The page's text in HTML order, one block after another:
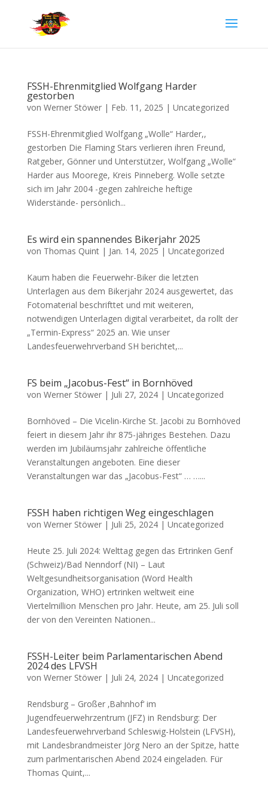
FSSH-Ehrenmitglied Wolfgang Harder
gestorben
von Werner Stöwer| Feb. 11, 2025 | Uncategorized
FSSH-Ehrenmitglied Wolfgang „Wolle“ Harder,,
gestorben Die Flaming Stars verlieren ihren Freund,
Ratgeber, Gönner und Unterstützer, Wolfgang „Wolle“
Harder aus Moorege, Kreis Pinneberg. Wolle setzte
sich im Jahr 2004 -gegen zahlreiche heftige
Widerstände- persönlich...
Es wird ein spannendes Bikerjahr 2025
von Thomas Quint| Jan. 14, 2025 | Uncategorized
Kaum haben die Feuerwehr-Biker die letzten
Unterlagen aus dem Bikerjahr 2024 ausgewertet, das
Fotomaterial beschrifttet und mit weiteren,
notwendigen Unterlagen digital verarbeitet, da rollt der
„Termin-Express“ 2025 an. Wie unser
Landesfeuerwehrverband SH berichtet,...
FS beim „Jacobus-Fest“ in Bornhöved
von Werner Stöwer| Juli 27, 2024| Uncategorized
Bornhöved – Die Vicelin-Kirche St. Jacobi zu Bornhöved
feiert in diesem Jahr ihr 875-jähriges Bestehen. Dazu
werden im Jubiläumsjahr zahlreiche öffentliche
Veranstaltungen angeboten. Eine dieser
Veranstaltungen war das „Jacobus-Fest“ … …...
FSSH haben richtigen Weg eingeschlagen
von Werner Stöwer| Juli 25, 2024| Uncategorized
Heute 25. Juli 2024: Welttag gegen das Ertrinken Genf
(Schweiz)/Bad Nenndorf (NI) – Laut
Weltgesundheitsorganisation (Word Health
Organization, WHO) ertrinken weltweit eine
Viertelmillion Menschen pro Jahr. Heute, am 25. Juli soll
der von den Vereinten Nationen...
FSSH-Leiter beim Parlamentarischen Abend
2024 des LFVSH
von Werner Stöwer| Juli 24, 2024| Uncategorized
Rendsburg – Großer ‚Bahnhof‘ im
Jugendfeuerwehrzentrum (JFZ) in Rendsburg: Der
Landesfeuerwehrverband Schleswig-Holstein (LFVSH),
mit Landesbrandmeister Jörg Nero an der Spitze, hatte
zum parlmentarischen Abend 2024 eingeladen. Für
Thomas Quint,...